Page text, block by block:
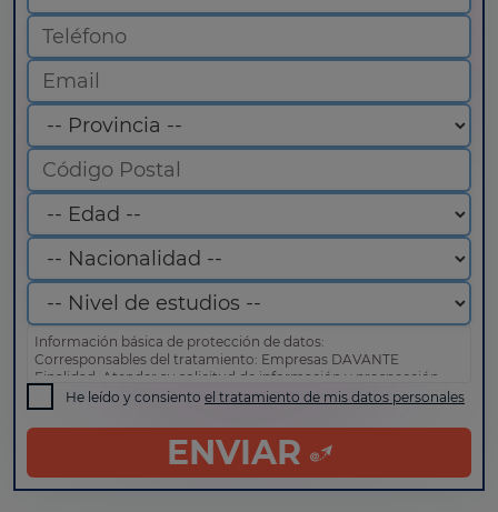
Información básica de protección de datos:
Corresponsables del tratamiento: Empresas DAVANTE
Finalidad: Atender su solicitud de información y prospección
comercial
Derechos: Puede acceder, rectificar y suprimir sus datos, así
como otros derechos tal y como se explica en nuestrapolítica
He leído y consiento el tratamiento de mis datos personales
ENVIAR